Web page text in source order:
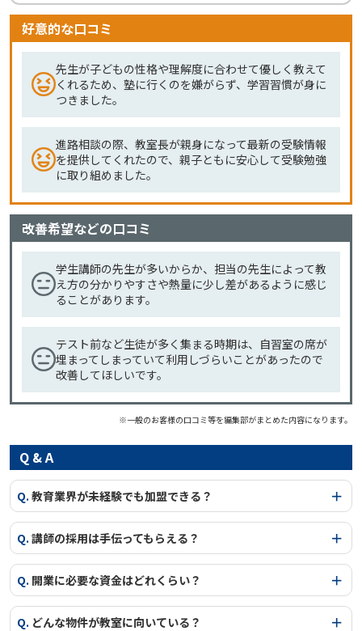
好意的な口コミ
先生が子どもの性格や理解度に合わせて優しく教えて
くれるため、塾に行くのを嫌がらず、学習習慣が身に
つきました。
進路相談の際、教室長が親身になって最新の受験情報
を提供してくれたので、親子ともに安心して受験勉強
に取り組めました。
改善希望などの口コミ
学生講師の先生が多いからか、担当の先生によって教
え方の分かりやすさや熱量に少し差があるように感じ
ることがあります。
テスト前など生徒が多く集まる時期は、自習室の席が
埋まってしまっていて利用しづらいことがあったので
改善してほしいです。
※一般のお客様の口コミ等を編集部がまとめた内容になります。
Q & A
Q. 教育業界が未経験でも加盟できる？
Q. 講師の採用は手伝ってもらえる？
Q. 開業に必要な資金はどれくらい？
Q. どんな物件が教室に向いている？